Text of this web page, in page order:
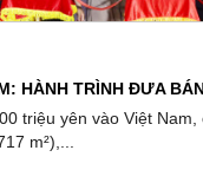
HÀNH TRÌNH ĐƯA
triệu yên vào Việt
m²),...